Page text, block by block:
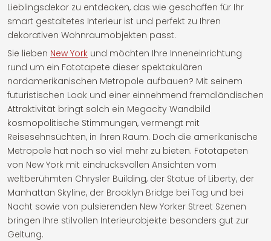
Lieblingsdekor zu entdecken, das wie geschaffen für Ihr
smart gestaltetes Interieur ist und perfekt zu Ihren
dekorativen Wohnraumobjekten passt.
Sie lieben New York und möchten Ihre Inneneinrichtung
rund um ein Fototapete dieser spektakulären
nordamerikanischen Metropole aufbauen? Mit seinem
futuristischen Look und einer einnehmend fremdländischen
Attraktivität bringt solch ein Megacity Wandbild
kosmopolitische Stimmungen, vermengt mit
Reisesehnsüchten, in Ihren Raum. Doch die amerikanische
Metropole hat noch so viel mehr zu bieten. Fototapeten
von New York mit eindrucksvollen Ansichten vom
weltberühmten Chrysler Building, der Statue of Liberty, der
Manhattan Skyline, der Brooklyn Bridge bei Tag und bei
Nacht sowie von pulsierenden New Yorker Street Szenen
bringen Ihre stilvollen Interieurobjekte besonders gut zur
Geltung.